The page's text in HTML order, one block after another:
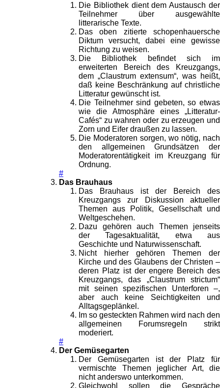
Die Bibliothek dient dem Austausch der
Teilnehmer über ausgewählte
litterarische Texte.
Das oben zitierte schopenhauersche
Diktum versucht, dabei eine gewisse
Richtung zu weisen.
Die Bibliothek befindet sich im
erweiterten Bereich des Kreuzgangs,
dem „Claustrum extensum“, was heißt,
daß keine Beschränkung auf christliche
Litteratur gewünscht ist.
Die Teilnehmer sind gebeten, so etwas
wie die Atmosphäre eines „Litteratur-
Cafés“ zu wahren oder zu erzeugen und
Zorn und Eifer draußen zu lassen.
Die Moderatoren sorgen, wo nötig, nach
den allgemeinen Grundsätzen der
Moderatorentätigkeit im Kreuzgang für
Ordnung.
#
Das Brauhaus
Das Brauhaus ist der Bereich des
Kreuzgangs zur Diskussion aktueller
Themen aus Politik, Gesellschaft und
Weltgeschehen.
Dazu gehören auch Themen jenseits
der Tagesaktualität, etwa aus
Geschichte und Naturwissenschaft.
Nicht hierher gehören Themen der
Kirche und des Glaubens der Christen –
deren Platz ist der engere Bereich des
Kreuzgangs, das „Claustrum strictum“
mit seinen spezifischen Unterforen –,
aber auch keine Seichtigkeiten und
Alltagsgeplänkel.
Im so gesteckten Rahmen wird nach den
allgemeinen Forumsregeln strikt
moderiert.
#
Der Gemüsegarten
Der Gemüsegarten ist der Platz für
vermischte Themen jeglicher Art, die
nicht anderswo unterkommen.
Gleichwohl sollen die Gespräche